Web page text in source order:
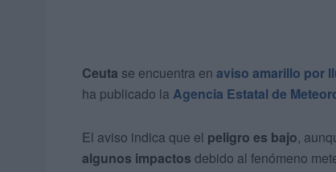
Ceuta se encuentra en aviso amarillo por
ha publicado la Agencia Estatal de
El aviso indica que el peligro es bajo,
algunos impactos debido al fenómeno